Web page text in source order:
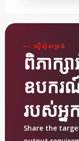
⎯⎯ ស្នើសុំសម្រង់
ពិភាក្ស
ឧបក
របស់អ្
Share the